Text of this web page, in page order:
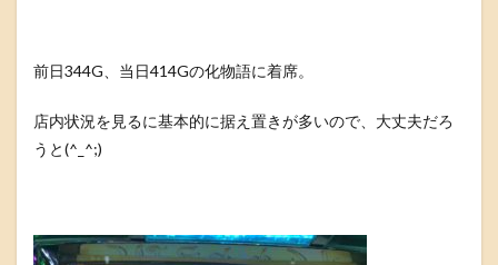
前日344G、当日414Gの化物語に着席。
店内状況を見るに基本的に据え置きが多いので、大丈夫だろ
うと(^_^;)